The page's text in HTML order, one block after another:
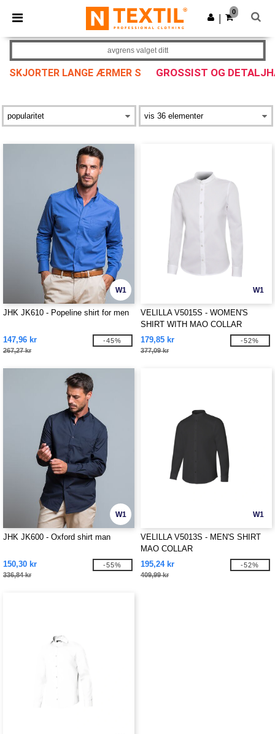
× Ntextil-app
Bedre priser i appen!
Last ned app
0
SKJORTER LANGE ÆRMER S GROSSIST OG
avgrens valget ditt
W1
JHK JK610 - Popeline shirt for men
147,96 kr
267,27 kr
-45%
W1
VELILLA V5015S - WOMEN'S
SHIRT WITH MAO COLLAR
179,85 kr
377,09 kr
-52%
W1
JHK JK600 - Oxford shirt man
150,30 kr
336,84 kr
-55%
W1
VELILLA V5013S - MEN'S SHIRT
MAO COLLAR
195,24 kr
409,99 kr
-52%